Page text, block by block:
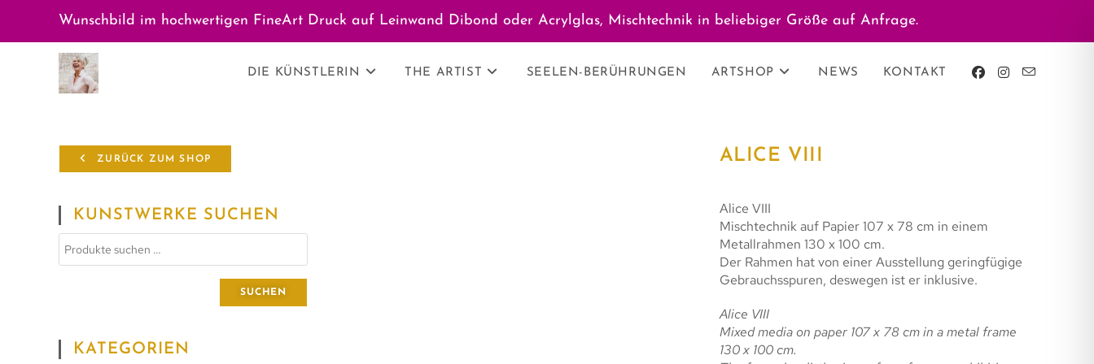
Wunschbild im hochwertigen FineArt Druck auf Leinwand Dibond oder Acrylglas, Mischtechnik in beliebiger Größe auf Anfrage.
DIE KÜNSTLERIN THE ARTIST SEELEN-BERÜHRUNGEN ARTSHOP NEWS KONTAKT
ALICE VIII
Alice VIII
Mischtechnik auf Papier 107 x 78 cm in einem
Metallrahmen 130 x 100 cm.
Der Rahmen hat von einer Ausstellung geringfügige
Gebrauchsspuren, deswegen ist er inklusive.
Alice VIII
Mixed media on paper 107 x 78 cm in a metal frame
130 x 100 cm.
ZURÜCK ZUM SHOP
KUNSTWERKE SUCHEN
SUCHEN
KATEGORIEN